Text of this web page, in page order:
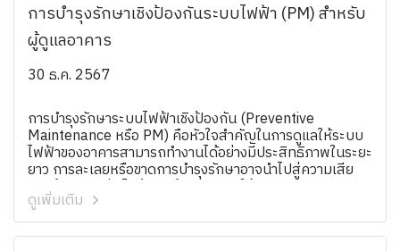
การบำรุงรักษาเชิงป้องกันระบบไฟฟ้า (PM) สำหรับ
ผู้ดูแลอาคาร
30 ธ.ค. 2567
การบำรุงรักษาระบบไฟฟ้าเชิงป้องกัน (Preventive
Maintenance หรือ PM) คือหัวใจสำคัญในการดูแลให้ระบบ
ไฟฟ้าของอาคารสามารถทำงานได้อย่างมีประสิทธิภาพในระยะ
ยาว การละเลยหรือขาดการบำรุงรักษาอาจนำไปสู่ความเสีย
หายร้ายแรง เช่น ไฟฟ้าขัดข้องที่อาจทำให้ธุรกิจหยุดชะงัก เสีย
รายได้ หรือเกิดอันตรายต่อชีวิตและทรัพย์สิน การบำรุงรักษา
เชิงป้องกันไม่เพียงช่วยลดความเสี่ยงเหล่านี้ แต่ยังช่วยเพิ่ม
ความมั่นใจในความปลอดภัยและเสถียรภาพของระบบไฟฟ้า
ดูเพิ่มเติม